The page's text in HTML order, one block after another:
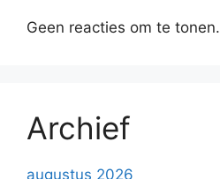
Geen reacties om te tonen.
Archief
augustus 2026